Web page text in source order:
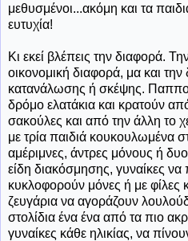
μεθυσμένοι...ακόμη και τα
ευτυχία!
Κι εκεί βλέπεις την διαφορά.
οικονομική διαφορά, μα και
κατανάλωσης ή σκέψης.
δρόμο ελατάκια και κρατούν
σακούλες και από την άλλη το
με τρία παιδιά κουκουλωμένα
αμέριμνες, άντρες μόνους ή
είδη διακόσμησης, γυναίκες
κυκλοφορούν μόνες ή με φίλες
ζευγάρια να αγοράζουν
στολίδια ένα ένα από τα πιο
γυναίκες κάθε ηλικίας, να